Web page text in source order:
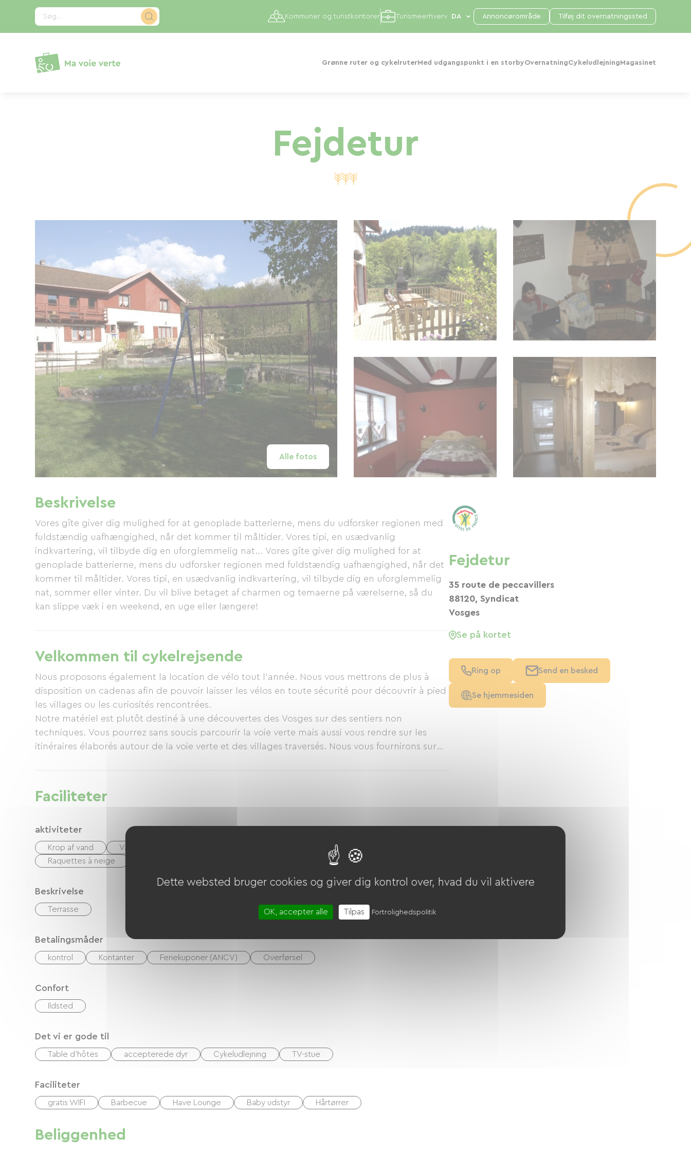
Søg...
Grønne ruter og cykelruterMed udgangspunkt i en storbyOvernatningCykeludlejning Magasinet
Kommuner og turistkontorer Turismeerhverv Annoncørområde Tilføj dit overnatningssted
Fejdetur
Alle fotos
Beskrivelse
Vores gîte giver dig mulighed for at genoplade batterierne, mens du udforsker regionen med
fuldstændig uafhængighed, når det kommer til måltider. Vores tipi, en usædvanlig
indkvartering, vil tilbyde dig en uforglemmelig nat... Vores gîte giver dig mulighed for at
genoplade batterierne, mens du udforsker regionen med fuldstændig uafhængighed, når det
kommer til måltider. Vores tipi, en usædvanlig indkvartering, vil tilbyde dig en uforglemmelig
nat, sommer eller vinter. Du vil blive betaget af charmen og temaerne på værelserne, så du
kan slippe væk i en weekend, en uge eller længere!
Velkommen til cykelrejsende
Nous proposons également la location de vélo tout l'année. Nous vous mettrons de plus à
disposition un cadenas afin de pouvoir laisser les vélos en toute sécurité pour découvrir à pied
les villages ou les curiosités rencontrées.
Notre matériel est plutôt destiné à une découvertes des Vosges sur des sentiers non
techniques. Vous pourrez sans soucis parcourir la voie verte mais aussi vous rendre sur les
itinéraires élaborés autour de la voie verte et des villages traversés. Nous vous fournirons sur
Faciliteter
aktiviteter
Krop af vand Vandring
Nordisk skiløb / langrend
Raquettes à neige
Beskrivelse
Terrasse
Betalingsmåder
kontrol Kontanter Feriekuponer (ANCV) Overførsel
Confort
Ildsted
Det vi er gode til
Table d'hôtes accepterede dyr Cykeludlejning TV-stue
Faciliteter
gratis WIFI Barbecue Have Lounge Baby udstyr Hårtørrer
Beliggenhed
Fejdetur
35 route de peccavillers
88120, Syndicat
Vosges
Se på kortet
Ring op Send en besked
Se hjemmesiden
CCookie-styringspanel
Dette websted bruger cookies og giver dig kontrol over, hvad du vil aktivere
OK, accepter alle Tilpas Fortrolighedspolitik